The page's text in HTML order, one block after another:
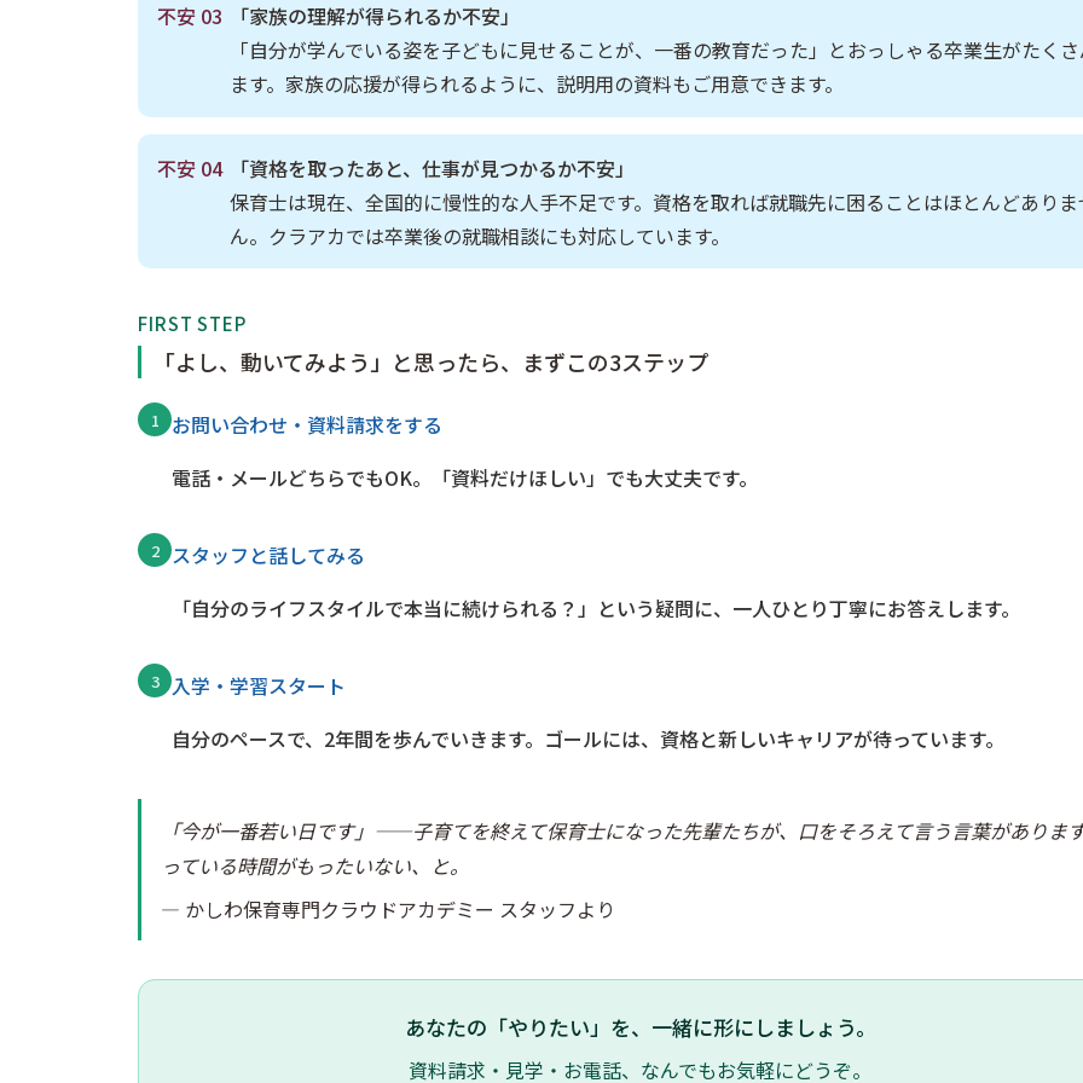
不安 03
「家族の理解が得られるか不安」
「自分が学んでいる姿を子どもに見せることが、一番の教育だった」とおっしゃる卒業生がたく
ます。家族の応援が得られるように、説明用の資料もご用意できます。
不安 04
「資格を取ったあと、仕事が見つかるか不安」
保育士は現在、全国的に慢性的な人手不足です。資格を取れば就職先に困ることはほとんどあり
ん。クラアカでは卒業後の就職相談にも対応しています。
FIRST STEP
「よし、動いてみよう」と思ったら、まずこの3ステップ
1
お問い合わせ・資料請求をする
電話・メールどちらでもOK。「資料だけほしい」でも大丈夫です。
2
スタッフと話してみる
「自分のライフスタイルで本当に続けられる？」という疑問に、一人ひとり丁寧にお答えします。
3
入学・学習スタート
自分のペースで、2年間を歩んでいきます。ゴールには、資格と新しいキャリアが待っています。
「今が一番若い日です」——子育てを終えて保育士になった先輩たちが、口をそろえて言う言葉がありま
っている時間がもったいない、と。
— かしわ保育専門クラウドアカデミー スタッフより
あなたの「やりたい」を、一緒に形にしましょう。
資料請求・見学・お電話、なんでもお気軽にどうぞ。